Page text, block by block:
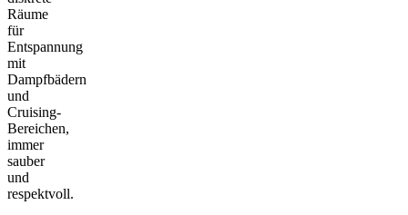
Räume
für
Entspannung
mit
Dampfbädern
und
Cruising-
Bereichen,
immer
sauber
und
respektvoll.